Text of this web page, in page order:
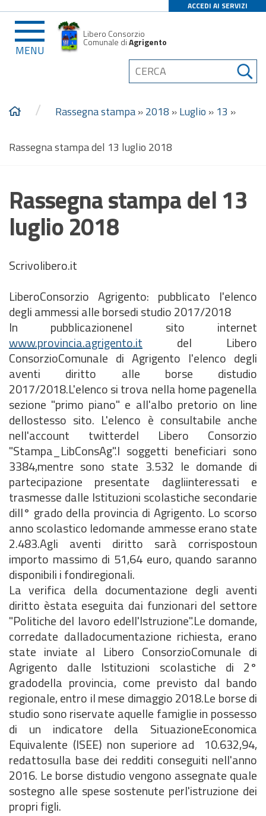
ACCEDI AI SERVIZI
MENU
Libero Consorzio
Comunale diAgrigento
/ Rassegna stampa»2018 »Luglio » 13 »
Rassegna stampa del 13 luglio 2018
Rassegna stampa del 13
luglio 2018
Scrivolibero.it
LiberoConsorzio Agrigento: pubblicato l'elenco
degli ammessi alle borsedi studio 2017/2018
In pubblicazionenel sito internet
www.provincia.agrigento.it del Libero
ConsorzioComunale di Agrigento l'elenco degli
aventi diritto alle borse distudio
2017/2018.L'elenco si trova nella home pagenella
sezione "primo piano" e all'albo pretorio on line
dellostesso sito. L'elenco è consultabile anche
nell'account twitterdel Libero Consorzio
"Stampa_LibConsAg".I soggetti beneficiari sono
3384,mentre sono state 3.532 le domande di
partecipazione presentate dagliinteressati e
trasmesse dalle Istituzioni scolastiche secondarie
diII° grado della provincia di Agrigento. Lo scorso
anno scolastico ledomande ammesse erano state
2.483.Agli aventi diritto sarà corrispostoun
importo massimo di 51,64 euro, quando saranno
disponibili i fondiregionali.
La verifica della documentazione degli aventi
diritto èstata eseguita dai funzionari del settore
"Politiche del lavoro edell'Istruzione".Le domande,
corredate dalladocumentazione richiesta, erano
state inviate al Libero ConsorzioComunale di
Agrigento dalle Istituzioni scolastiche di 2°
gradodella provincia, come previsto dal bando
regionale, entro il mese dimaggio 2018.Le borse di
studio sono riservate aquelle famiglie in possesso
di un indicatore della SituazioneEconomica
Equivalente (ISEE) non superiore ad  10.632,94,
redattosulla base dei redditi conseguiti nell'anno
2016. Le borse distudio vengono assegnate quale
sostegno alle spese sostenute perl'istruzione dei
propri figli.